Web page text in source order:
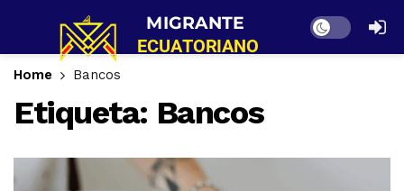
Dark mode
Home Bancos
Etiqueta: Bancos